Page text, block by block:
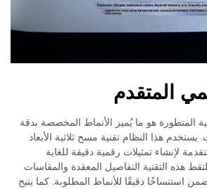
المتقدم
المتطورة هو ما يُميز الأنماط المخصصة بدقة
هذا النظام تقنية مسح ثلاثية الأبعاد
لإنشاء تمثيلات رقمية دقيقة للغاية
هذه التقنية التفاصيل المعقدة والمقاسات
استنساخًا دقيقًا للأنماط المطلوبة. كما يتيح